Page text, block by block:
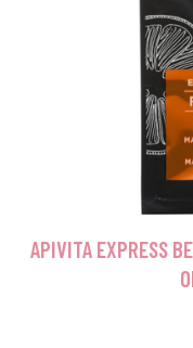
APIVITA EXPRESS